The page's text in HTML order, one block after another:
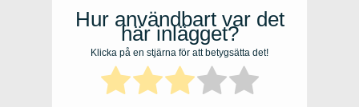
Hur användbart var det
här inlägget?
Klicka på en stjärna för att betygsätta det!